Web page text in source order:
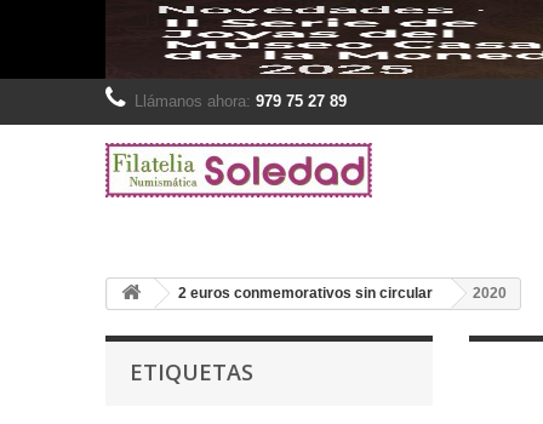
Llámanos ahora: 979 75 27 89
2 euros conmemorativos sin circular 2020
ETIQUETAS